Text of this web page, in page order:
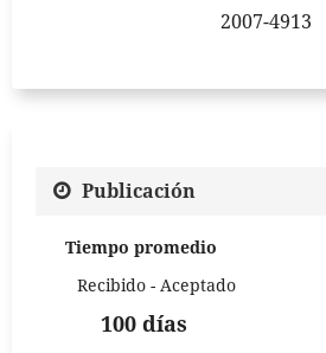
2007-4913
Publicación
Tiempo promedio
Recibido - Aceptado
100 días